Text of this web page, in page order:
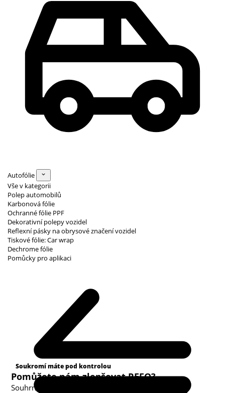
Autofólie
Vše v kategorii
Polep automobilů
Karbonová fólie
Ochranné fólie PPF
Dekorativní polepy vozidel
Reflexní pásky na obrysové značení vozidel
Tiskové fólie: Car wrap
Dechrome fólie
Pomůcky pro aplikaci
Soukromí máte pod kontrolou
Pomůžete nám zlepšovat REFO?
Souhrnná analytika nám ukazuje, co v obchodě
Kategorie cookies